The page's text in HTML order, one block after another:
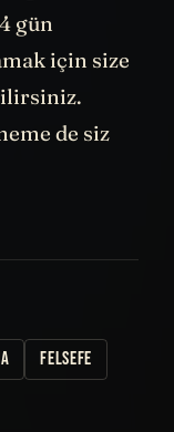
gün
için size
de siz